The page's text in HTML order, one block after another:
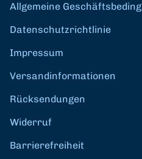
Allgemeine
Datenschutzrichtlinie
Impressum
Versandinformationen
Rücksendungen
Widerruf
Barrierefreiheit